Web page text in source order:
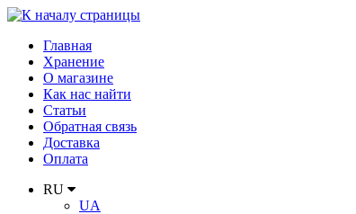
Главная
Хранение
О магазине
Как нас найти
Статьи
Обратная связь
Доставка
Оплата
RU
UA